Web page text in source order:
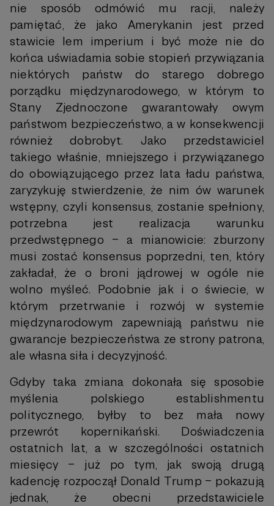
nie sposób odmówić mu racji, należy
pamiętać, że jako Amerykanin jest przed
stawicie lem imperium i być może nie do
końca uświadamia sobie stopień przywiązania
niektórych państw do starego dobrego
porządku międzynarodowego, w którym to
Stany Zjednoczone gwarantowały owym
państwom bezpieczeństwo, a w konsekwencji
również dobrobyt. Jako przedstawiciel
takiego właśnie, mniejszego i przywiązanego
do obowiązującego przez lata ładu państwa,
zaryzykuję stwierdzenie, że nim ów warunek
wstępny, czyli konsensus, zostanie spełniony,
potrzebna jest realizacja warunku
przedwstępnego – a mianowicie: zburzony
musi zostać konsensus poprzedni, ten, który
zakładał, że o broni jądrowej w ogóle nie
wolno myśleć. Podobnie jak i o świecie, w
którym przetrwanie i rozwój w systemie
międzynarodowym zapewniają państwu nie
gwarancje bezpieczeństwa ze strony patrona,
ale własna siła i decyzyjność.
Gdyby taka zmiana dokonała się sposobie
myślenia polskiego establishmentu
politycznego, byłby to bez mała nowy
przewrót kopernikański. Doświadczenia
ostatnich lat, a w szczególności ostatnich
miesięcy – już po tym, jak swoją drugą
kadencję rozpoczął Donald Trump – pokazują
jednak, że obecni przedstawiciele